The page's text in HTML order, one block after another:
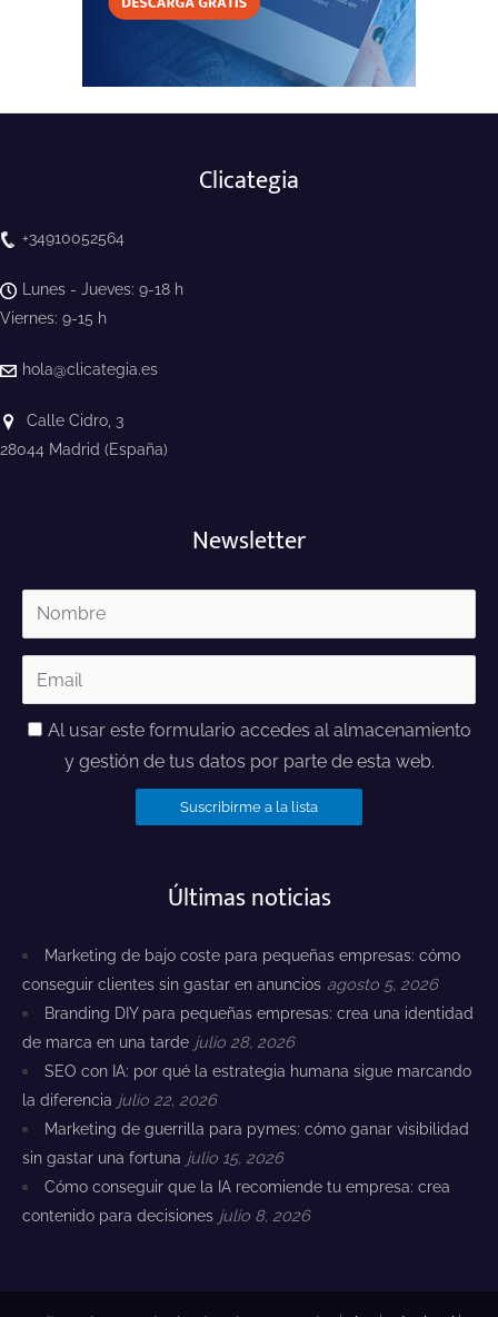
Clicategia
+34910052564
Lunes - Jueves: 9-18 h
Viernes: 9-15 h
hola@clicategia.es
Calle Cidro, 3
28044 Madrid (España)
Newsletter
Al usar este formulario accedes al almacenamiento
y gestión de tus datos por parte de esta web.
Últimas noticias
Marketing de bajo coste para pequeñas empresas: cómo
conseguir clientes sin gastar en anuncios agosto 5, 2026
Branding DIY para pequeñas empresas: crea una identidad
de marca en una tarde julio 28, 2026
SEO con IA: por qué la estrategia humana sigue marcando
la diferencia julio 22, 2026
Marketing de guerrilla para pymes: cómo ganar visibilidad
sin gastar una fortuna julio 15, 2026
Cómo conseguir que la IA recomiende tu empresa: crea
contenido para decisiones julio 8, 2026